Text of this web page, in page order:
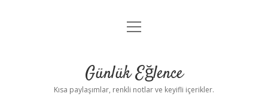
Anasayfa
Yasal Uyarı
menüyü
Günlük Eğlence
Kısa paylaşımlar, renkli notlar ve keyifli içerikler.